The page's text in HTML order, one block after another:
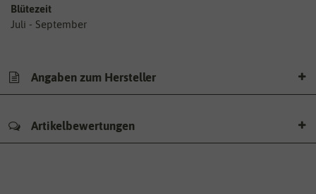
Blütezeit
Juli - September
Angaben zum Hersteller
Artikelbewertungen